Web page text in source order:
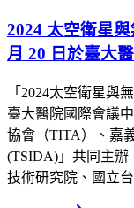
2024 太空衛星
月 20 日於臺大
「2024太空衛星與
臺大醫院國際會議
協會（TITA）、嘉
(TSIDA)」共同主辦
技術研究院、國立